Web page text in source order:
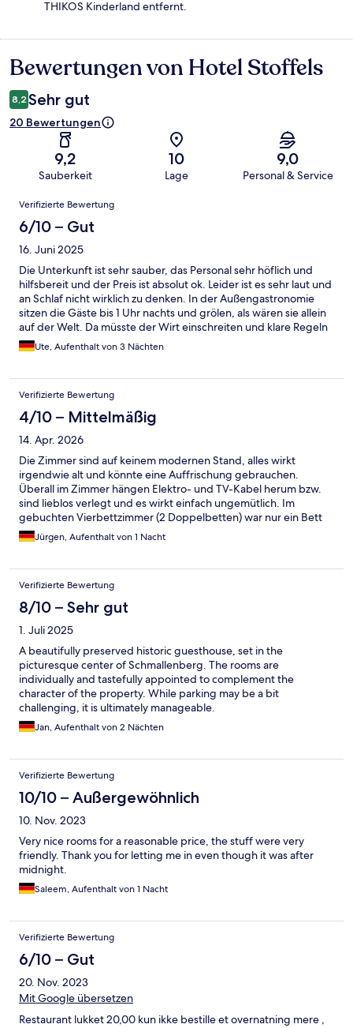
THIKOS Kinderland entfernt.
Bewertungen
Bewertungen von Hotel Stoffels
8,2 Sehr gut
20 Bewertungen
9,2
Sauberkeit
10
Lage
9,0
Personal & Service
Bewertungen
Verifizierte Bewertung
6/10 – Gut
16. Juni 2025
Die Unterkunft ist sehr sauber, das Personal sehr höflich und
hilfsbereit und der Preis ist absolut ok. Leider ist es sehr laut und
an Schlaf nicht wirklich zu denken. In der Außengastronomie
sitzen die Gäste bis 1 Uhr nachts und grölen, als wären sie allein
auf der Welt. Da müsste der Wirt einschreiten und klare Regeln
aufstellen. Scheint es aber nicht zu geben.
Ute, Aufenthalt von 3 Nächten
Verifizierte Bewertung
4/10 – Mittelmäßig
14. Apr. 2026
Die Zimmer sind auf keinem modernen Stand, alles wirkt
irgendwie alt und könnte eine Auffrischung gebrauchen.
Überall im Zimmer hängen Elektro- und TV-Kabel herum bzw.
sind lieblos verlegt und es wirkt einfach ungemütlich. Im
gebuchten Vierbettzimmer (2 Doppelbetten) war nur ein Bett
bezogen. Aus welchen Gründen war nicht herauszubekommen,
es empfand aber auch niemand als fehlerhaft. 2 Personen
mit 2 Doppelbetten gebucht haben, hat niemand hinterfragt.
Das empfanden wir als absolut grenzwertig und übergriffig. Die
Betten sind ausgestattet mit riesige Kopfkissen, zu denen es
keinerlei Alternative gibt. Die Dusche war nur mit Handbrause
ohne Halterung zu nutzen, da die vorhandene Duschstange
defekt war und ohnehin für den viel zu großen Duschkopf
unpassend. Krass ... keine Herzlichkeit, keine Wertschätzung,
ein ranziges Zimmer mit nur einem Bett, ein kaputte Dusche
und das alles in Schmallenberg für über 125 EUR. Da gibt es viel
bessere und schönere Unterkünfte vor Ort. Besser dort
nachschauen! Wichtig zu wissen: Die Rezeption ist keineswegs
von 8 bis 21 Uhr besetzt. Vielmehr ist es regelmäßig der Fall,
aber ewig niemand meldet. Falls sich dann doch jemand
meldet, wird eine Zimmernummer genannt und den Ort des
befinden. Ein herzliches Willkommen darf man allerdings nicht
erwarten.
Jürgen, Aufenthalt von 1 Nacht
Verifizierte Bewertung
8/10 – Sehr gut
1. Juli 2025
A beautifully preserved historic guesthouse, set in the
picturesque center of Schmallenberg. The rooms are
individually and tastefully appointed to complement the
character of the property. While parking may be a bit
challenging, it is ultimately manageable.
Jan, Aufenthalt von 2 Nächten
Verifizierte Bewertung
10/10 – Außergewöhnlich
10. Nov. 2023
Very nice rooms for a reasonable price, the stuff were very
friendly. Thank you for letting me in even though it was after
midnight.
Saleem, Aufenthalt von 1 Nacht
Verifizierte Bewertung
6/10 – Gut
20. Nov. 2023
Mit Google übersetzen
Restaurant lukket 20,00 kun ikke bestille et overnatning mere ,